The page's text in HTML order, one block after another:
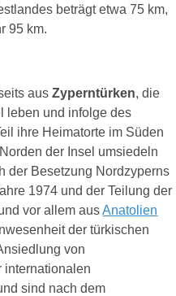
beträgt etwa 75 km,
95 km.
ausZyperntürken, die
leben und infolge des
ihre Heimatorte im Süden
der Insel umsiedeln
der Besetzung Nordzyperns
1974 und der Teilung der
vor allem ausAnatolien
der türkischen
von
internationalen
sind nach dem